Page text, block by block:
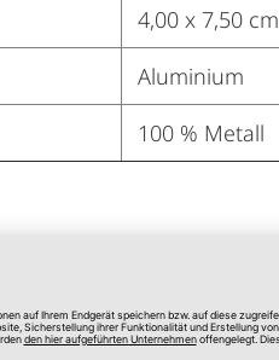
4,00 x 7,50 cm
Aluminium
100 % Metall